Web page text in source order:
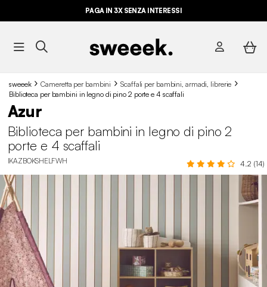
PAGA IN 3X SENZA INTERESSI
sweeek Cameretta per bambini
Scaffali per bambini, armadi, librerie
Biblioteca per bambini in legno di pino 2 porte e 4 scaffali
Azur
Biblioteca per bambini in legno di pino 2
porte e 4 scaffali
IKAZBOKSHELFWH 4.2 (14)